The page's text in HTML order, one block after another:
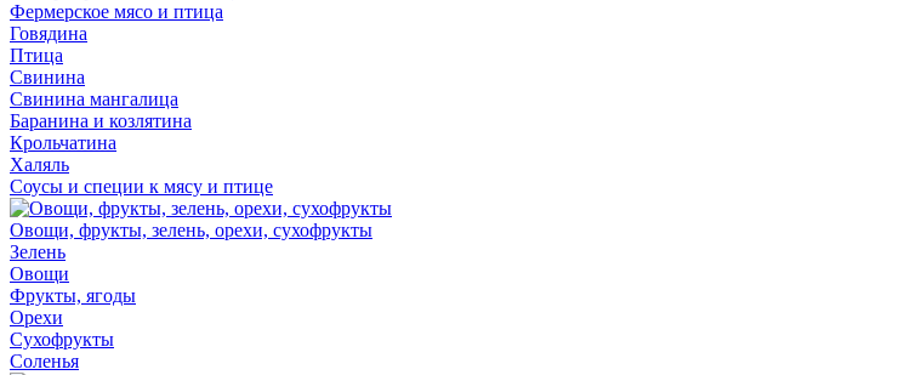
Фермерское мясо и птица
Говядина
Птица
Свинина
Свинина мангалица
Баранина и козлятина
Крольчатина
Халяль
Соусы и специи к мясу и птице
Овощи, фрукты, зелень, орехи, сухофрукты
Зелень
Овощи
Фрукты, ягоды
Орехи
Сухофрукты
Соленья